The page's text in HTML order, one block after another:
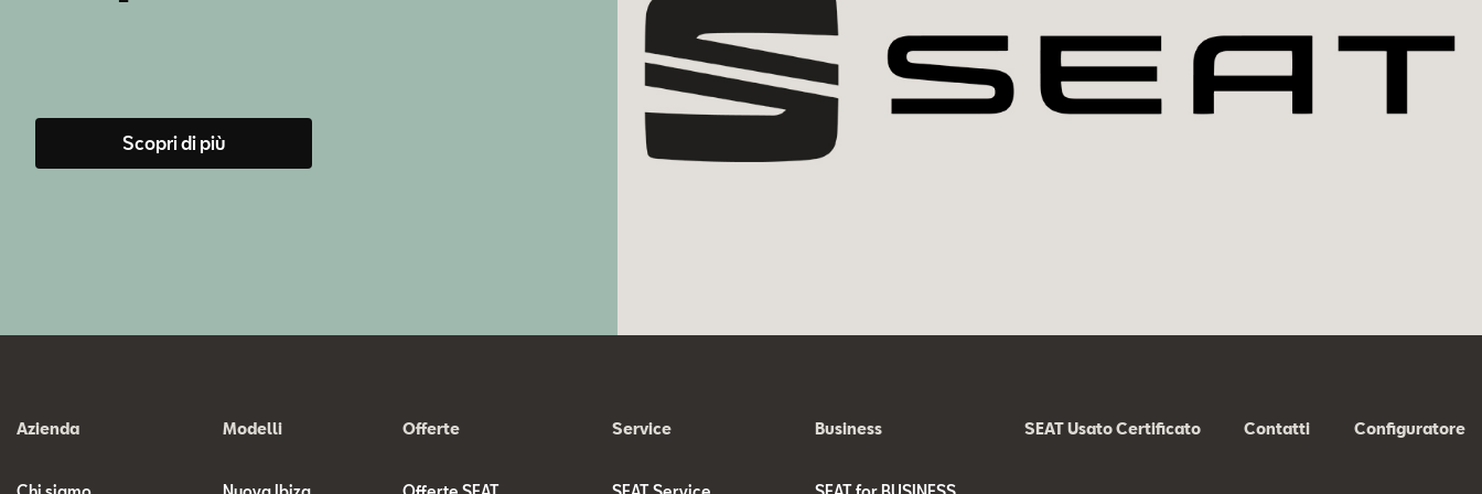
Scopri di più
Azienda Modelli Offerte Service Business SEAT Usato Certificato Contatti Configuratore